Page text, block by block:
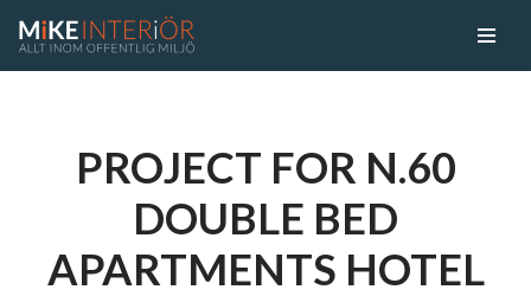
PROJECT FOR N.60
DOUBLE BED
APARTMENTS HOTEL